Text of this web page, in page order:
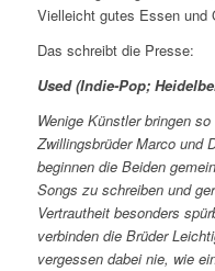
Vielleicht gutes Essen und
Das schreibt die Presse:
Used (Indie-Pop;
Wenige Künstler bringen
Zwillingsbrüder Marco und
beginnen die Beiden
Songs zu schreiben und
Vertrautheit besonders
verbinden die Brüder
vergessen dabei nie, wie